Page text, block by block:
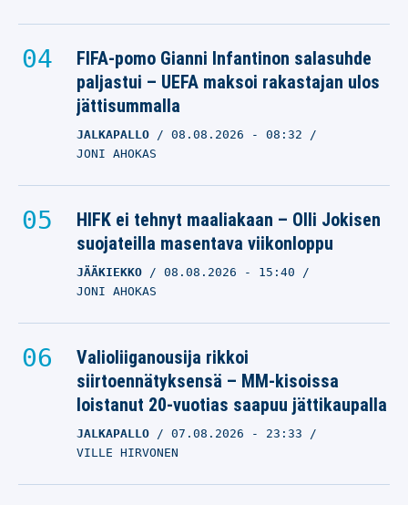
FIFA-pomo Gianni Infantinon salasuhde
paljastui – UEFA maksoi rakastajan ulos
jättisummalla
JALKAPALLO 08.08.2026 - 08:32
JONI AHOKAS
HIFK ei tehnyt maaliakaan – Olli Jokisen
suojateilla masentava viikonloppu
JÄÄKIEKKO 08.08.2026 - 15:40
JONI AHOKAS
Valioliiganousija rikkoi
siirtoennätyksensä – MM-kisoissa
loistanut 20-vuotias saapuu jättikaupalla
JALKAPALLO 07.08.2026 - 23:33
VILLE HIRVONEN